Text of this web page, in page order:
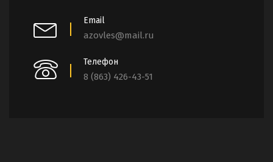
Email
azovles@mail.ru
Телефон
8 (863) 426-43-51